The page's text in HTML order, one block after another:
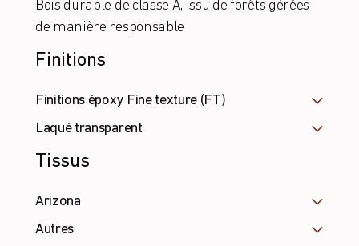
Bois durable de classe A, issu de forêts gérées
de manière responsable
Finitions
Finitions époxy Fine texture (FT)
Laqué transparent
Tissus
Arizona
Autres